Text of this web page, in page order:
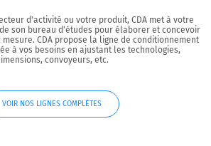
d'activité ou votre produit, CDA met à votre
son bureau d'études pour élaborer et concevoir
CDA propose la ligne de conditionnement
à vos besoins en ajustant les technologies,
convoyeurs, etc.
VOIR NOS LIGNES COMPLÈTES